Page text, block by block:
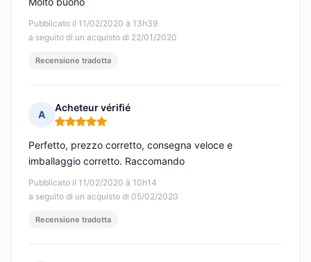
Pubblicato il 11/02/2020 à 13h39
a seguito di un acquisto di 22/01/2020
Recensione tradotta
A
Acheteur vérifié
Nota: 5 su 5
Pubblicato il 11/02/2020 à 10h14
a seguito di un acquisto di 05/02/2020
Perfetto, prezzo corretto, consegna veloce e
imballaggio corretto. Raccomando
Recensione tradotta